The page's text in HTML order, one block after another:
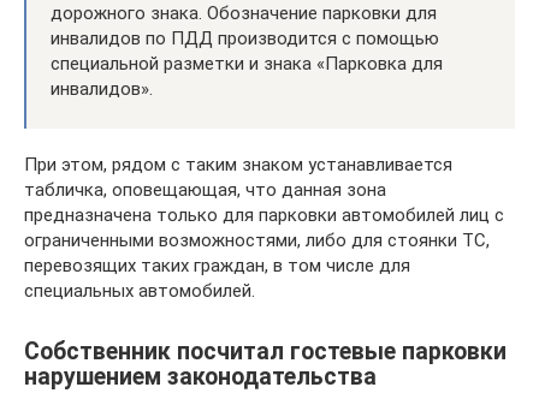
дорожного знака. Обозначение парковки для
инвалидов по ПДД производится с помощью
специальной разметки и знака «Парковка для
инвалидов».
При этом, рядом с таким знаком устанавливается
табличка, оповещающая, что данная зона
предназначена только для парковки автомобилей лиц с
ограниченными возможностями, либо для стоянки ТС,
перевозящих таких граждан, в том числе для
специальных автомобилей.
Собственник посчитал гостевые парковки
нарушением законодательства